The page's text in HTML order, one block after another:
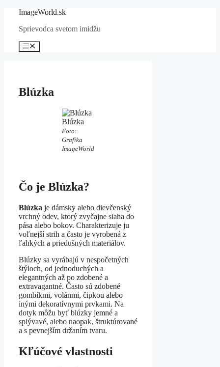
Preskočiť
obsah
ImageWorld.sk
Sprievodca svetom imidžu
Menu
Blúzka
Blúzka
Foto:
Grafika
ImageWorld
Čo je Blúzka?
Blúzka je dámsky alebo dievčenský
vrchný odev, ktorý zvyčajne siaha do
pása alebo bokov. Charakterizuje ju
voľnejší strih a často je vyrobená z
ľahkých a priedušných materiálov.
Blúzky sa vyrábajú v nespočetných
štýloch, od jednoduchých a
elegantných až po zdobené a
extravagantné. Často sú zdobené
gombíkmi, volánmi, čipkou alebo
inými dekoratívnymi prvkami. Na
dotyk môžu byť blúzky jemné a
splývavé, alebo naopak, štruktúrované
a s pevnejším držaním tvaru.
Kľúčové vlastnosti